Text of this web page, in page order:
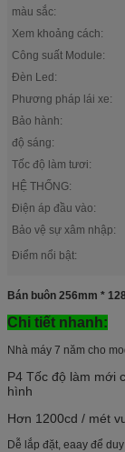
màu sắc:
Xem khoảng cách:
Công suất Module:
Đèn Led:
Phương pháp lái xe:
Bảo hành:
độ sáng:
Tốc độ làm tươi:
HỆ THỐNG:
Điện áp đầu vào:
Bảo vệ sự xâm nhập:
Điểm nổi bật:
Bán buôn 256mm *
Chi tiết nhanh:
Nhà máy 7 năm cho
P4 Tốc độ làm mới
hình
Hơn 1200cd / mét
Dễ lắp đặt, eaay để